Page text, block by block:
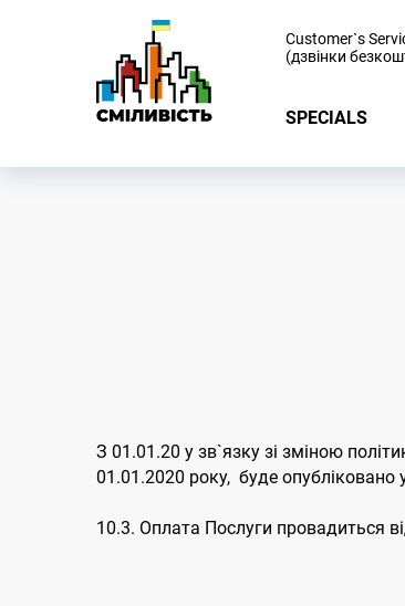
Customer`s
(дзвінки
SPECIALS
З 01.01.20 у зв`язку зі зміною
01.01.2020 року, буде опубліковано у
10.3. Оплата Послуги провадиться